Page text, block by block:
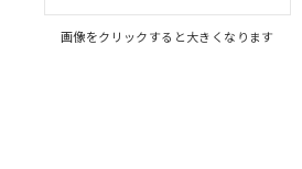
画像をクリックすると大きくなります